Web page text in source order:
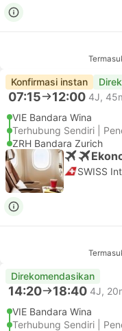
Konfirmasi instan
07:15 12:00 4J,
VIE Bandara Wina
Terhubung Sendiri |
ZRH Bandara Zurich
SWISS
Direkomendasikan
14:20 18:40 4J,
VIE Bandara Wina
Terhubung Sendiri |